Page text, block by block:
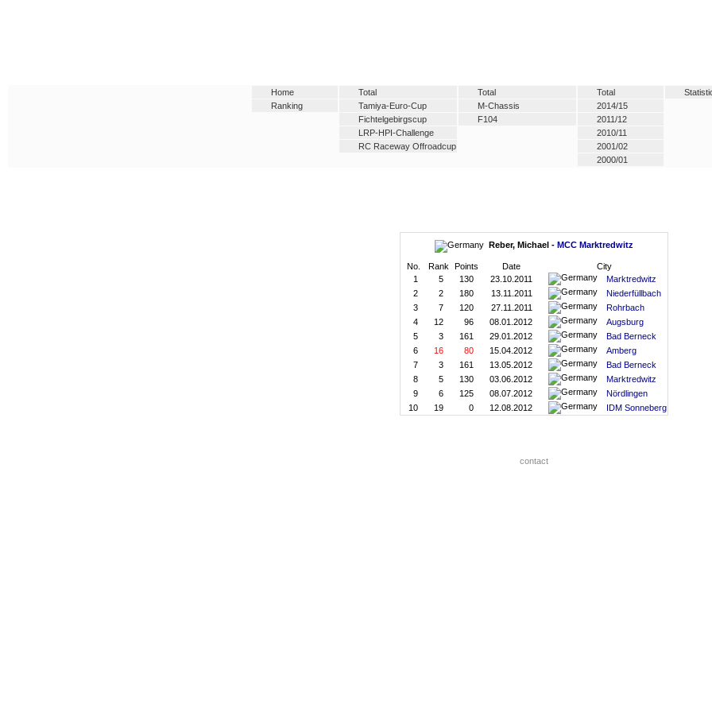
Home
Ranking
Total
Tamiya-Euro-Cup
Fichtelgebirgscup
LRP-HPI-Challenge
RC Raceway Offroadcup
Total
M-Chassis
F104
Total
2014/15
2011/12
2010/11
2001/02
2000/01
Reber, Michael - MCC Marktredwitz
No. Rank Points Date
City
1
5 130 23.10.2011
Marktredwitz
2
2 180 13.11.2011
Niederfüllbach
3
7 120 27.11.2011
Rohrbach
4
12 96 08.01.2012
Augsburg
5
3 161 29.01.2012
Bad Berneck
6
16 80 15.04.2012
Amberg
7
3 161 13.05.2012
Bad Berneck
8
5 130 03.06.2012
Marktredwitz
9
6 125 08.07.2012
Nördlingen
10
19 0 12.08.2012 IDM Sonneberg
contact